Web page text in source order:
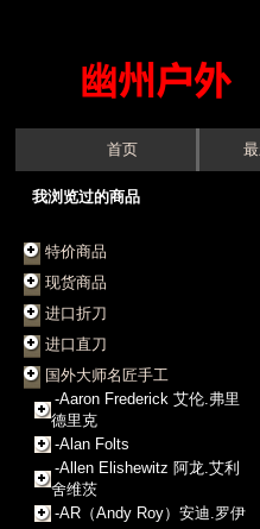
首页
我浏览过的商品
特价商品
现货商品
进口折刀
进口直刀
国外大师名匠手工
-Aaron Frederick 艾伦.弗里
德里克
-Alan Folts
-Allen Elishewitz 阿龙.艾利
舍维茨
-AR（Andy Roy）安迪.罗伊